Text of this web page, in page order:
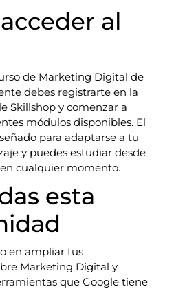
al
de Marketing Digital de
debes registrarte en la
Skillshop y comenzar a
módulos disponibles. El
para adaptarse a tu
y puedes estudiar desde
cualquier momento.
esta
en ampliar tus
Marketing Digital y
que Google tiene